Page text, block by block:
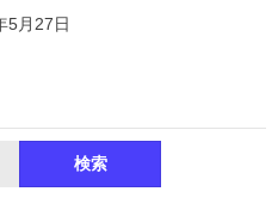
5月27日